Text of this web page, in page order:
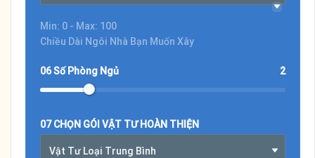
Min: 0 - Max: 100
Chiều Dài Ngôi Nhà Bạn Muốn Xây
06 Số Phòng Ngủ 2
07 CHỌN GÓI VẬT TƯ HOÀN THIỆN
Vật Tư Loại Trung Bình